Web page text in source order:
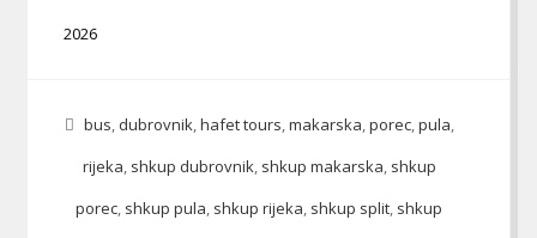
2026
bus, dubrovnik,hafet tours,makarska,porec,pula,
rijeka, shkup dubrovnik, shkup makarska, shkup
porec, shkup pula, shkup rijeka, shkup split, shkup